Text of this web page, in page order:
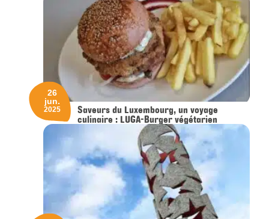
Saveurs du Luxembourg, un voyage
culinaire : LUGA-Burger végétarien
26
jun.
2025